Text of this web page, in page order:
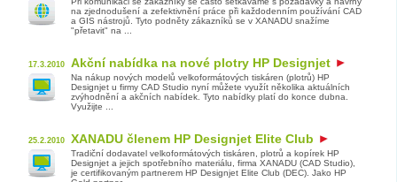
na zjednodušení a zefektivnění práce při každodenním používání CAD
a GIS nástrojů. Tyto podněty zákazníků se v XANADU snažíme
"přetavit" na ...
17.3.2010 Akční nabídka na nové plotry HP Designjet
Na nákup nových modelů velkoformátových tiskáren (plotrů) HP
Designjet u firmy CAD Studio nyní můžete využít několika aktuálních
zvýhodnění a akčních nabídek. Tyto nabídky platí do konce dubna.
Využijte ...
25.2.2010 XANADU členem HP Designjet Elite Club
Tradiční dodavatel velkoformátových tiskáren, plotrů a kopírek HP
Designjet a jejich spotřebního materiálu, firma XANADU (CAD Studio),
je certifikovaným partnerem HP Designjet Elite Club (DEC). Jako HP